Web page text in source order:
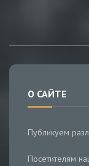
О САЙТЕ
Публикуем
Посетителям